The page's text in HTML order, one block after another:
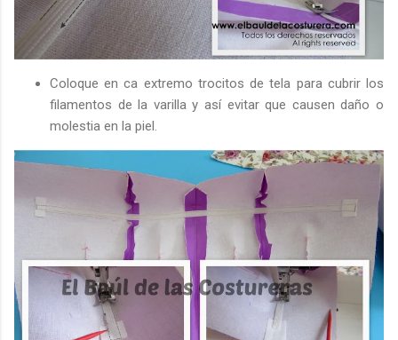
Coloque en ca extremo trocitos de tela para cubrir los
filamentos de la varilla y así evitar que causen daño o
molestia en la piel.